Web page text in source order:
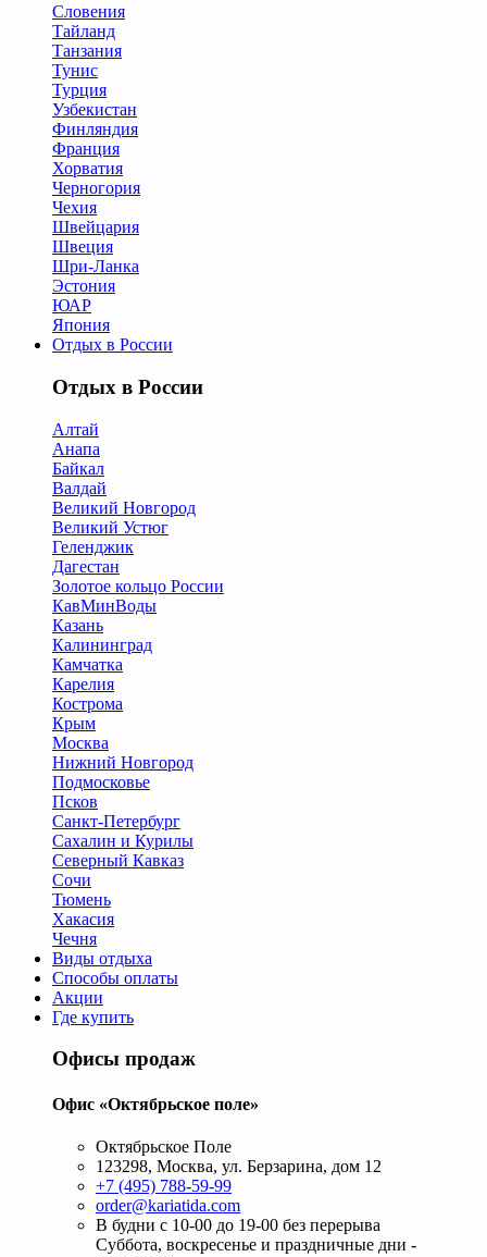
Словения
Тайланд
Танзания
Тунис
Турция
Узбекистан
Финляндия
Франция
Хорватия
Черногория
Чехия
Швейцария
Швеция
Шри-Ланка
Эстония
ЮАР
Япония
Отдых в России
Отдых в России
Алтай
Анапа
Байкал
Валдай
Великий Новгород
Великий Устюг
Геленджик
Дагестан
Золотое кольцо России
КавМинВоды
Казань
Калининград
Камчатка
Карелия
Кострома
Крым
Москва
Нижний Новгород
Подмосковье
Псков
Санкт-Петербург
Сахалин и Курилы
Северный Кавказ
Сочи
Тюмень
Хакасия
Чечня
Виды отдыха
Способы оплаты
Акции
Где купить
Офисы продаж
Офис «Октябрьское поле»
Октябрьское Поле
123298, Москва, ул. Берзарина, дом 12
+7 (495) 788-59-99
order@kariatida.com
В будни с 10-00 до 19-00 без перерыва
Суббота, воскресенье и праздничные дни -